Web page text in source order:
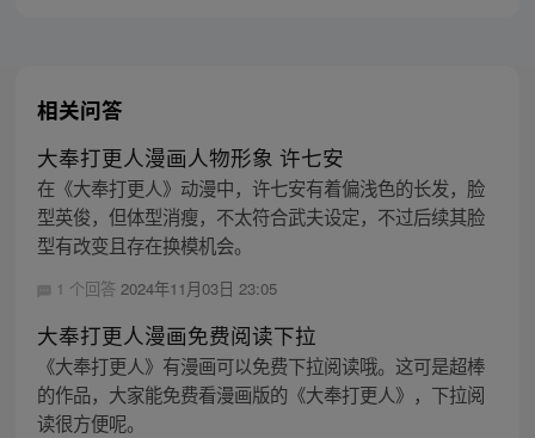
相关问答
大奉打更人漫画人物形象 许七安
在《大奉打更人》动漫中，许七安有着偏浅色的长发，脸
型英俊，但体型消瘦，不太符合武夫设定，不过后续其脸
型有改变且存在换模机会。
1 个回答 2024年11月03日 23:05
大奉打更人漫画免费阅读下拉
《大奉打更人》有漫画可以免费下拉阅读哦。这可是超棒
的作品，大家能免费看漫画版的《大奉打更人》，下拉阅
读很方便呢。